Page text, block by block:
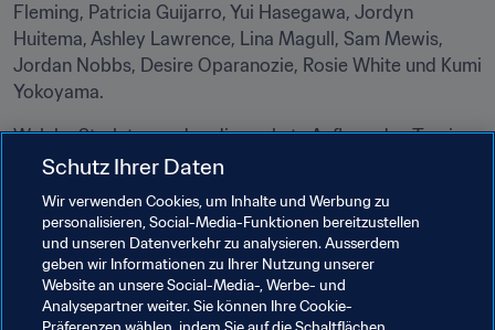
Fleming, Patricia Guijarro, Yui Hasegawa, Jordyn
Huitema, Ashley Lawrence, Lina Magull, Sam Mewis,
Jordan Nobbs, Desire Oparanozie, Rosie White und Kumi
Yokoyama.
Welche Starlets werden die sechste Auflage des Turniers
im Sturm erobern? Ab nächster Woche werden wir es
Verwandte Themen
Schutz Ihrer Daten
Wir verwenden Cookies, um Inhalte und Werbung zu
personalisieren, Social-Media-Funktionen bereitzustellen
und unseren Datenverkehr zu analysieren. Ausserdem
geben wir Informationen zu Ihrer Nutzung unserer
Website an unsere Social-Media-, Werbe- und
Analysepartner weiter. Sie können Ihre Cookie-